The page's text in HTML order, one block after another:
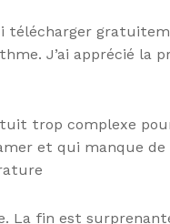
télécharger
J’ai apprécié la
trop complexe
et qui manque
La fin est